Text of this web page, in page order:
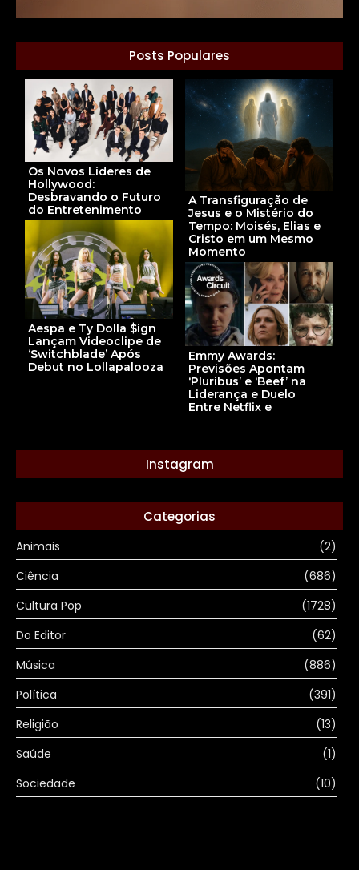
Posts Populares
Os Novos Líderes de
Hollywood:
Desbravando o Futuro
do Entretenimento
A Transfiguração de
Jesus e o Mistério do
Tempo: Moisés, Elias e
Cristo em um Mesmo
Momento
Aespa e Ty Dolla $ign
Lançam Videoclipe de
‘Switchblade’ Após
Debut no Lollapalooza
Emmy Awards:
Previsões Apontam
‘Pluribus’ e ‘Beef’ na
Liderança e Duelo
Entre Netflix e
Instagram
Categorias
Animais
(2)
Ciência
(686)
Cultura Pop
(1728)
Do Editor
(62)
Música
(886)
Política
(391)
Religião
(13)
Saúde
(1)
Sociedade
(10)